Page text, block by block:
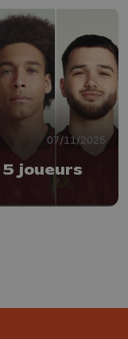
07/11/2025
5 joueurs